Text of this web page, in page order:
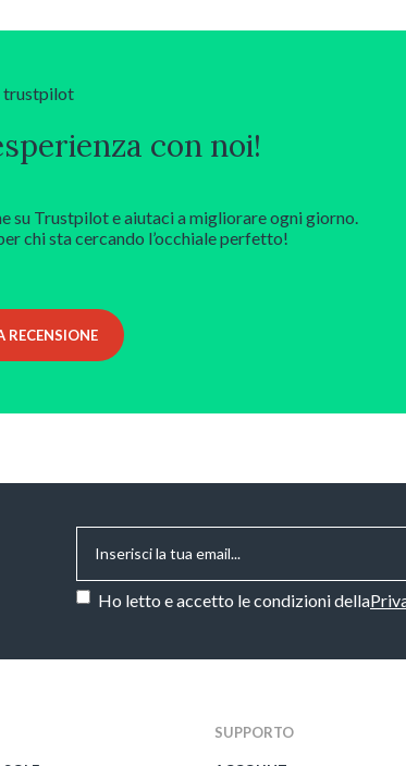
con noi!
su Trustpilot e aiutaci a migliorare ogni giorno.
chi sta cercando l’occhiale perfetto!
RECENSIONE
Email*
Consenso*
Ho letto e accetto le condizioni della
SUPPORTO